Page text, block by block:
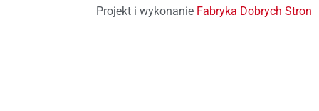
Projekt i wykonanie Fabryka Dobrych Stron